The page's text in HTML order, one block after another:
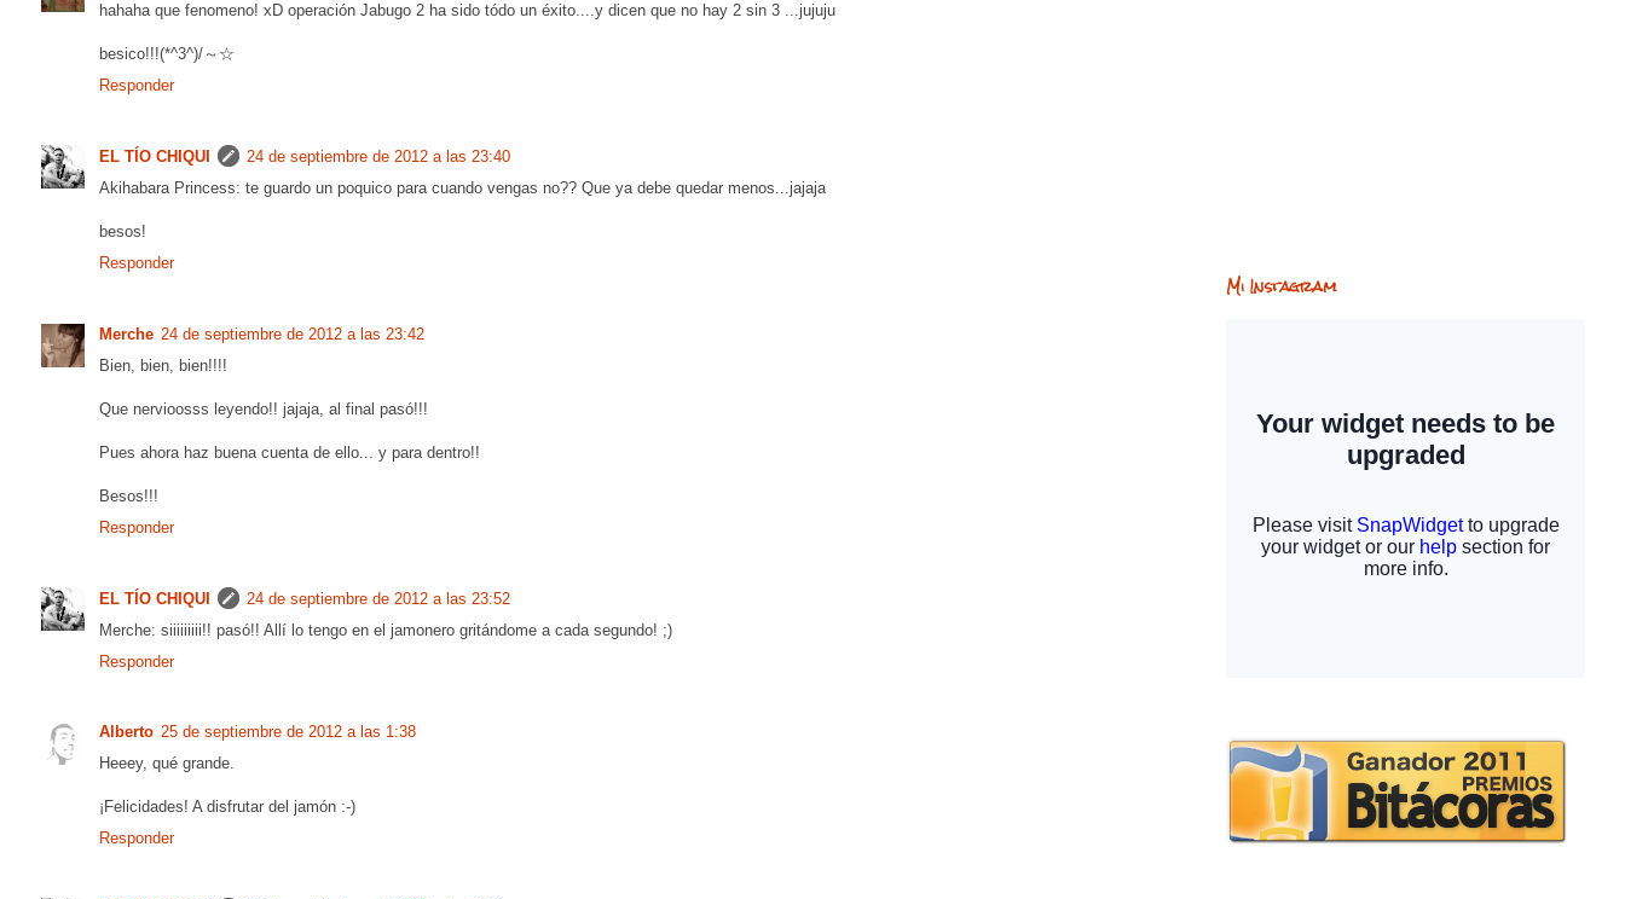
hahaha que fenomeno! xD operación Jabugo 2 ha sido tódo un éxito....y dicen que no hay 2 sin 3 ...jujuju
besico!!!(*^3^)/～☆
Responder
EL TÍO CHIQUI
24 de septiembre de 2012 a las 23:40
Akihabara Princess: te guardo un poquico para cuando vengas no?? Que ya debe quedar menos...jajaja
besos!
Responder
Merche 24 de septiembre de 2012 a las 23:42
Bien, bien, bien!!!!
Que nervioosss leyendo!! jajaja, al final pasó!!!
Pues ahora haz buena cuenta de ello... y para dentro!!
Besos!!!
Responder
EL TÍO CHIQUI
24 de septiembre de 2012 a las 23:52
Merche: siiiiiiiii!! pasó!! Allí lo tengo en el jamonero gritándome a cada segundo! ;)
Responder
Alberto 25 de septiembre de 2012 a las 1:38
Heeey, qué grande.
¡Felicidades! A disfrutar del jamón :-)
Responder
Mi Instagram